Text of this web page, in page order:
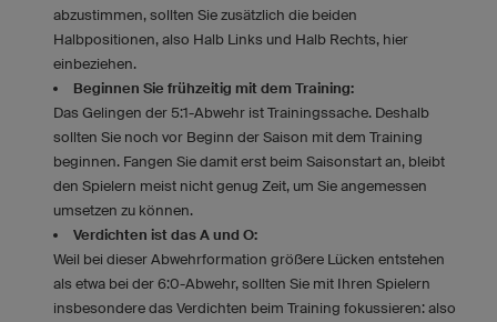
abzustimmen, sollten Sie zusätzlich die beiden
Halbpositionen, also Halb Links und Halb Rechts, hier
einbeziehen.
Beginnen Sie frühzeitig mit dem Training:
Das Gelingen der 5:1-Abwehr ist Trainingssache. Deshalb
sollten Sie noch vor Beginn der Saison mit dem Training
beginnen. Fangen Sie damit erst beim Saisonstart an, bleibt
den Spielern meist nicht genug Zeit, um Sie angemessen
umsetzen zu können.
Verdichten ist das A und O:
Weil bei dieser Abwehrformation größere Lücken entstehen
als etwa bei der 6:0-Abwehr, sollten Sie mit Ihren Spielern
insbesondere das Verdichten beim Training fokussieren: also